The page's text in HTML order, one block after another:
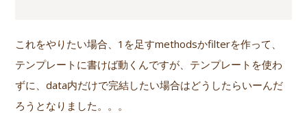
これをやりたい場合、1を足すmethodsかfilterを作って、
テンプレートに書けば動くんですが、テンプレートを使わ
ずに、data内だけで完結したい場合はどうしたらいーんだ
ろうとなりました。。。